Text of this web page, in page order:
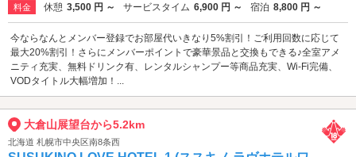
料金 休憩 3,500 円 ～ サービスタイム 6,900 円 ～ 宿泊 8,800 円 ～
今ならなんとメンバー登録でお部屋代いきなり5%割引！ご利用回数に応じて
最大20%割引！さらにメンバーポイントで豪華景品と交換もできる♪全室アメ
ニティ充実、無料ドリンク有、レンタルシャンプー等商品充実、Wi-Fi完備、
VODタイトル大幅増加！...
大倉山展望台から5.2km
北海道 札幌市中央区南8条西